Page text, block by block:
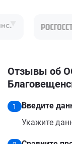
Отзывы об
1
Введите
Укажите